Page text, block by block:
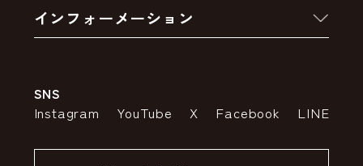
アウトレットセール
お支払いについて
インフォーメーション
特定商取引法の表示
SNS
Instagram YouTube X Facebook LINE